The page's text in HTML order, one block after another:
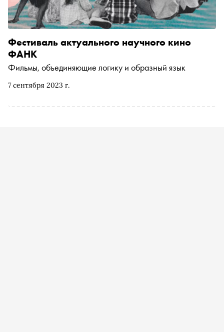
7 сентября 2023 г.
Фестиваль актуального научного кино
ФАНК
Фильмы, объединяющие логику и образный язык